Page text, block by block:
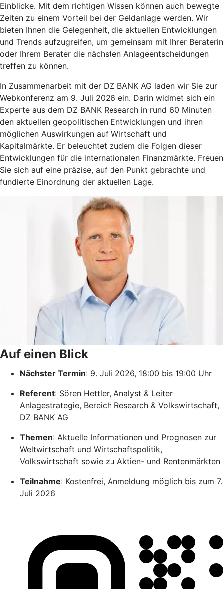
Einblicke. Mit dem richtigen Wissen können auch bewegte
Zeiten zu einem Vorteil bei der Geldanlage werden. Wir
bieten Ihnen die Gelegenheit, die aktuellen Entwicklungen
und Trends aufzugreifen, um gemeinsam mit Ihrer Beraterin
oder Ihrem Berater die nächsten Anlageentscheidungen
treffen zu können.
In Zusammenarbeit mit der DZ BANK AG laden wir Sie zur
Webkonferenz am 9. Juli 2026 ein. Darin widmet sich ein
Experte aus dem DZ BANK Research in rund 60 Minuten
den aktuellen geopolitischen Entwicklungen und ihren
möglichen Auswirkungen auf Wirtschaft und
Kapitalmärkte. Er beleuchtet zudem die Folgen dieser
Entwicklungen für die internationalen Finanzmärkte. Freuen
Sie sich auf eine präzise, auf den Punkt gebrachte und
fundierte Einordnung der aktuellen Lage.
Auf einen Blick
Nächster Termin: 9. Juli 2026, 18:00 bis 19:00 Uhr
Referent: Sören Hettler, Analyst & Leiter
Anlagestrategie, Bereich Research & Volkswirtschaft,
DZ BANK AG
Themen: Aktuelle Informationen und Prognosen zur
Weltwirtschaft und Wirtschaftspolitik,
Volkswirtschaft sowie zu Aktien- und Rentenmärkten
Teilnahme: Kostenfrei, Anmeldung möglich bis zum 7.
Juli 2026